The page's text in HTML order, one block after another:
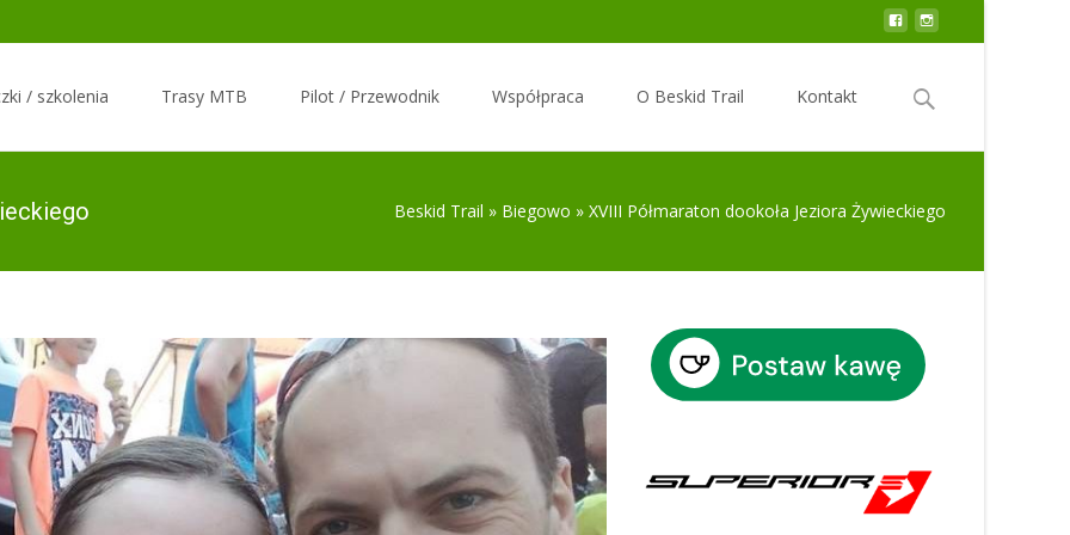
/ szkolenia Trasy MTB Pilot / Przewodnik Współpraca O Beskid Trail Kontakt
Search
Beskid Trail » Biegowo » XVIII Półmaraton dookoła Jeziora Żywieckiego